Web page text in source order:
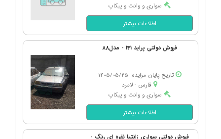
سواری و وانت و پیکاپ
اطلاعات بیشتر
فروش دولتی پراید 141 - مدل88
تاریخ پایان مزایده: 1405/05/25
فارس - لامرد
سواری و وانت و پیکاپ
اطلاعات بیشتر
فروش دولتی سواری زانتیا نقره ای رنگ -